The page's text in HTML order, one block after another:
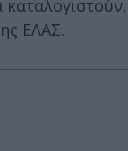
ΕΛΑΣ.